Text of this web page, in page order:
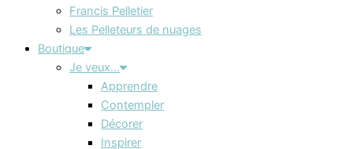
Francis Pelletier
Les Pelleteurs de nuages
Boutique
Je veux…
Apprendre
Contempler
Décorer
Inspirer